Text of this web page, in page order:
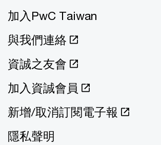
加入PwC Taiwan
與我們連絡
資誠之友會
加入資誠會員
新增/取消訂閱電子報
隱私聲明